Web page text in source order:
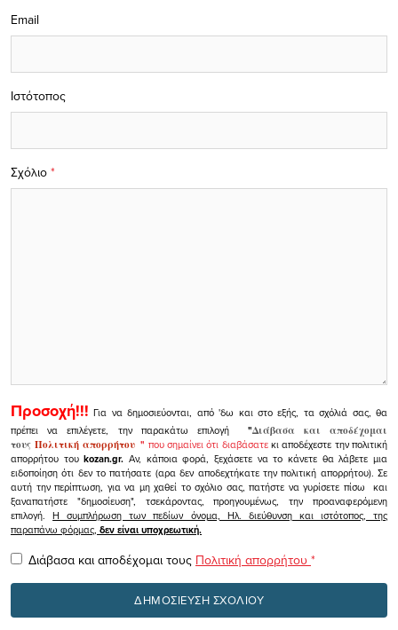
Σχόλιο *
Email
Ιστότοπος
Προσοχή!!! Για να δημοσιεύονται, από 'δω και στο εξής, τα σχόλιά σας, θα
πρέπει να επιλέγετε, την παρακάτω επιλογή
"Διάβασα και αποδέχομαι
τουςΠολιτική απορρήτου" που σημαίνει ότι διαβάσατεκι αποδέχεστε την πολιτική
απορρήτου τουkozan.gr. Αν, κάποια φορά, ξεχάσετε να το κάνετε θα λάβετε μια
ειδοποίηση ότι δεν το πατήσατε (αρα δεν αποδεχτήκατε την πολιτική απορρήτου). Σε
αυτή την περίπτωση, για να μη χαθεί το σχόλιο σας, πατήστε να γυρίσετε πίσω και
ξαναπατήστε "δημοσίευση", τσεκάροντας, προηγουμένως, την προαναφερόμενη
επιλογή.Η συμπλήρωση των πεδίων όνομα, Ηλ. διεύθυνση και ιστότοπος, της
παραπάνω φόρμας, δεν είναι υποχρεωτική.
Διάβασα και αποδέχομαι τους Πολιτική απορρήτου *